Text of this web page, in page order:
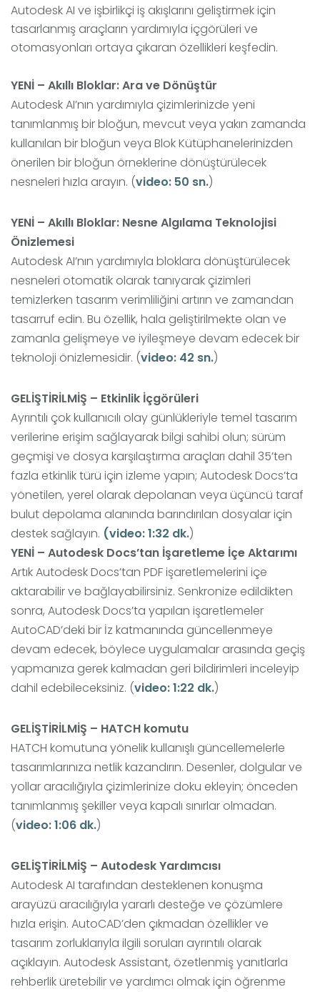
Autodesk AI ve işbirlikçi iş akışlarını geliştirmek için
tasarlanmış araçların yardımıyla içgörüleri ve
otomasyonları ortaya çıkaran özellikleri keşfedin.
YENİ – Akıllı Bloklar: Ara ve Dönüştür
Autodesk AI’nın yardımıyla çizimlerinizde yeni
tanımlanmış bir bloğun, mevcut veya yakın zamanda
kullanılan bir bloğun veya Blok Kütüphanelerinizden
önerilen bir bloğun örneklerine dönüştürülecek
nesneleri hızla arayın. (video: 50 sn.)
YENİ – Akıllı Bloklar: Nesne Algılama Teknolojisi
Önizlemesi
Autodesk AI’nın yardımıyla bloklara dönüştürülecek
nesneleri otomatik olarak tanıyarak çizimleri
temizlerken tasarım verimliliğini artırın ve zamandan
tasarruf edin. Bu özellik, hala geliştirilmekte olan ve
zamanla gelişmeye ve iyileşmeye devam edecek bir
teknoloji önizlemesidir. (video: 42 sn.)
GELİŞTİRİLMİŞ – Etkinlik İçgörüleri
Ayrıntılı çok kullanıcılı olay günlükleriyle temel tasarım
verilerine erişim sağlayarak bilgi sahibi olun; sürüm
geçmişi ve dosya karşılaştırma araçları dahil 35’ten
fazla etkinlik türü için izleme yapın; Autodesk Docs’ta
yönetilen, yerel olarak depolanan veya üçüncü taraf
bulut depolama alanında barındırılan dosyalar için
destek sağlayın. (video: 1:32 dk.)
YENİ – Autodesk Docs’tan İşaretleme İçe Aktarımı
Artık Autodesk Docs’tan PDF işaretlemelerini içe
aktarabilir ve bağlayabilirsiniz. Senkronize edildikten
sonra, Autodesk Docs’ta yapılan işaretlemeler
AutoCAD’deki bir İz katmanında güncellenmeye
devam edecek, böylece uygulamalar arasında geçiş
yapmanıza gerek kalmadan geri bildirimleri inceleyip
dahil edebileceksiniz. (video: 1:22 dk.)
GELİŞTİRİLMİŞ – HATCH komutu
HATCH komutuna yönelik kullanışlı güncellemelerle
tasarımlarınıza netlik kazandırın. Desenler, dolgular ve
yollar aracılığıyla çizimlerinize doku ekleyin; önceden
tanımlanmış şekiller veya kapalı sınırlar olmadan.
(video: 1:06 dk.)
GELİŞTİRİLMİŞ – Autodesk Yardımcısı
Autodesk AI tarafından desteklenen konuşma
arayüzü aracılığıyla yararlı desteğe ve çözümlere
hızla erişin. AutoCAD’den çıkmadan özellikler ve
tasarım zorluklarıyla ilgili soruları ayrıntılı olarak
açıklayın. Autodesk Assistant, özetlenmiş yanıtlarla
rehberlik üretebilir ve yardımcı olmak için öğrenme